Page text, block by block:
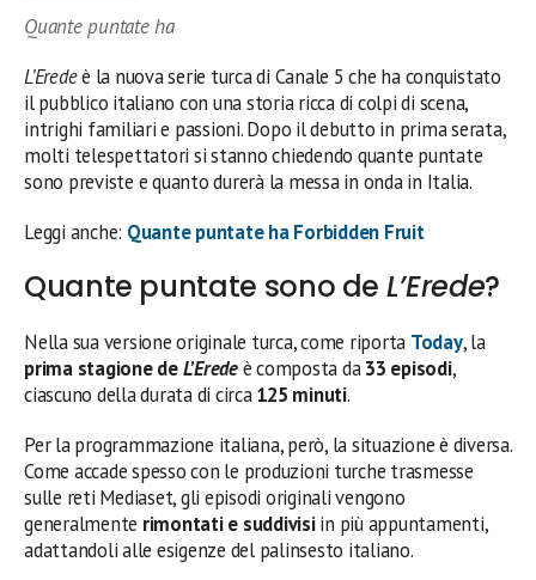
Quante puntate ha
L’Eredeè la nuova serie turca di Canale 5 che ha conquistato
il pubblico italiano con una storia ricca di colpi di scena,
intrighi familiari e passioni. Dopo il debutto in prima serata,
molti telespettatori si stanno chiedendo quante puntate
sono previste e quanto durerà la messa in onda in Italia.
Leggi anche: Quante puntate ha Forbidden Fruit
Quante puntate sono de L’Erede?
Nella sua versione originale turca, come riporta Today, la
prima stagione deL’Eredeè composta da33 episodi,
ciascuno della durata di circa125 minuti.
Per la programmazione italiana, però, la situazione è diversa.
Come accade spesso con le produzioni turche trasmesse
sulle reti Mediaset, gli episodi originali vengono
generalmente rimontati e suddivisiin più appuntamenti,
adattandoli alle esigenze del palinsesto italiano.